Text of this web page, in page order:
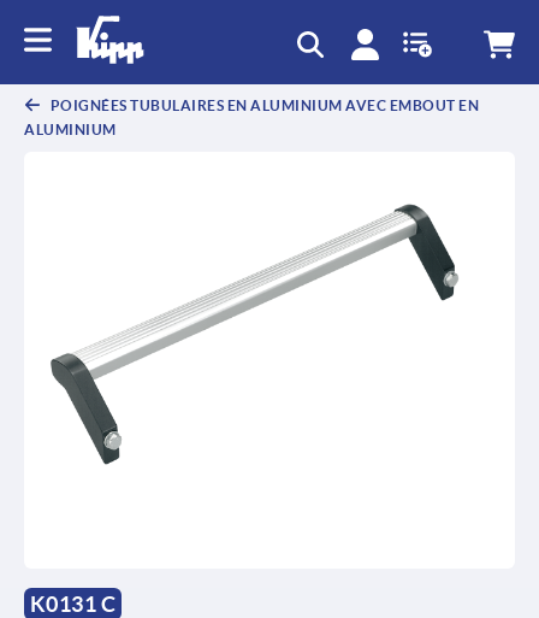
POIGNÉES TUBULAIRES EN ALUMINIUM AVEC EMBOUT EN
ALUMINIUM
K0131 C